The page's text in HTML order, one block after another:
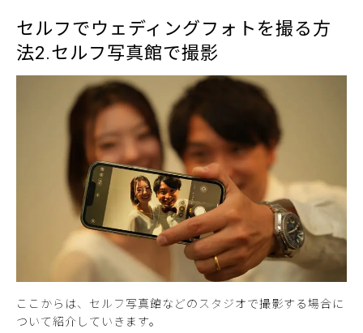
セルフでウェディングフォトを撮る方
法2.セルフ写真館で撮影
ここからは、セルフ写真館などのスタジオで撮影する場合に
ついて紹介していきます。